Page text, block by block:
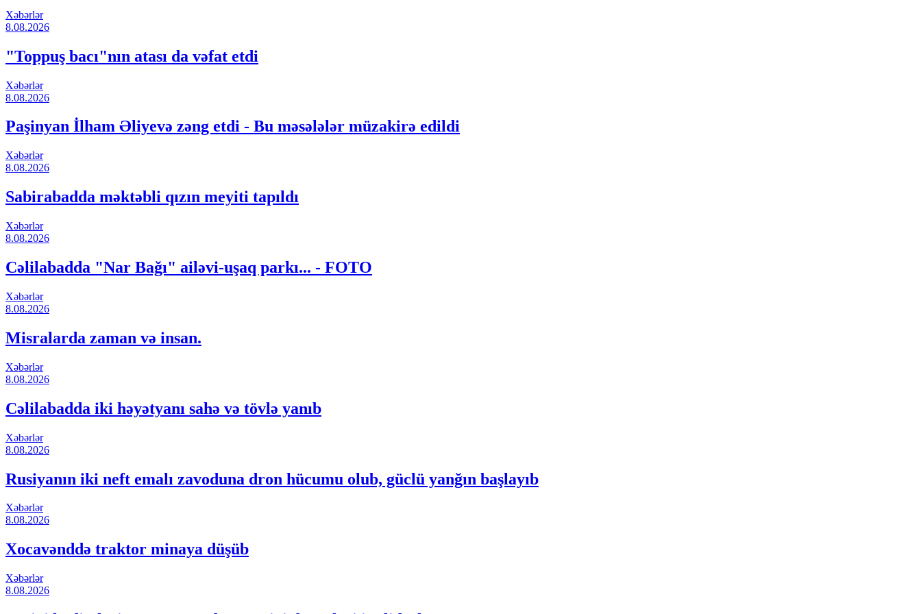
Xəbərlər
8.08.2026
"Toppuş bacı"nın atası da vəfat etdi
Xəbərlər
8.08.2026
Paşinyan İlham Əliyevə zəng etdi - Bu məsələlər müzakirə edildi
Xəbərlər
8.08.2026
Sabirabadda məktəbli qızın meyiti tapıldı
Xəbərlər
8.08.2026
Cəlilabadda "Nar Bağı" ailəvi-uşaq parkı... - FOTO
Xəbərlər
8.08.2026
Misralarda zaman və insan.
Xəbərlər
8.08.2026
Cəlilabadda iki həyətyanı sahə və tövlə yanıb
Xəbərlər
8.08.2026
Rusiyanın iki neft emalı zavoduna dron hücumu olub, güclü yanğın başlayıb
Xəbərlər
8.08.2026
Xocavənddə traktor minaya düşüb
Xəbərlər
8.08.2026